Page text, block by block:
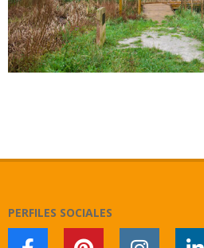
PERFILES SOCIALES